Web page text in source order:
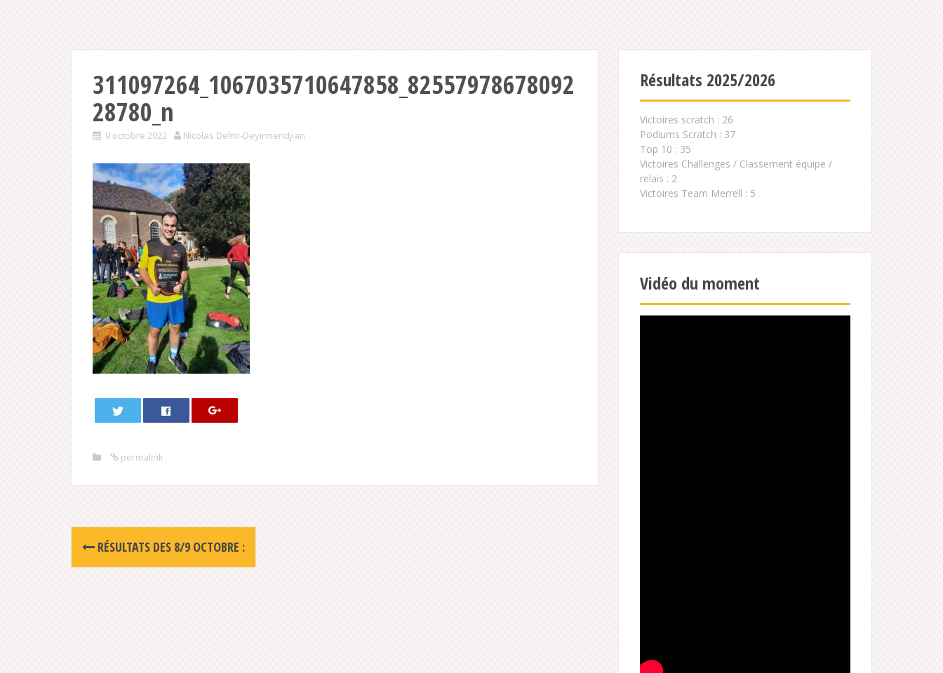
311097264_1067035710647858_82557978678092
28780_n
9 octobre 2022 Nicolas Delmi-Deyirmendjian
permalink
Post
navigation
RÉSULTATS DES 8/9 OCTOBRE :
Résultats 2025/2026
Victoires scratch : 26
Podiums Scratch : 37
Top 10 : 35
Victoires Challenges / Classement équipe /
relais : 2
Victoires Team Merrell : 5
Vidéo du moment